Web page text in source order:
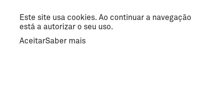
Este site usa cookies. Ao continuar a navegação
está a autorizar o seu uso.
AceitarSaber mais